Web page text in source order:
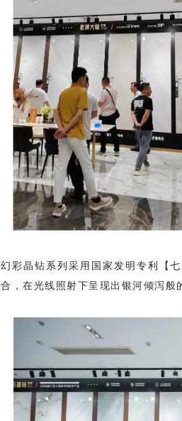
幻彩晶钻系列采用国家发明专利【
合，在光线照射下呈现出银河倾泻般